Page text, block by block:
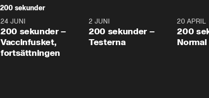
200 sekunder
5:00
24 JUNI
200 sekunder –
Vaccinfusket,
fortsättningen
4:23
2 JUNI
200 sekunder –
Testerna
20 APRIL
200
Normal